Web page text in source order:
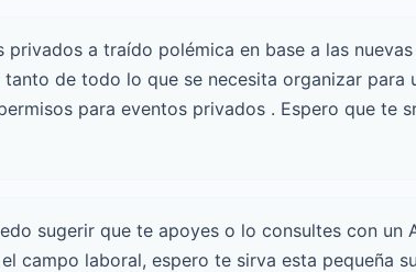
a traído polémica en base a las
de todo lo que se necesita organizar para
para eventos privados . Espero que te
sugerir que te apoyes o lo consultes con un
campo laboral, espero te sirva esta pequeña